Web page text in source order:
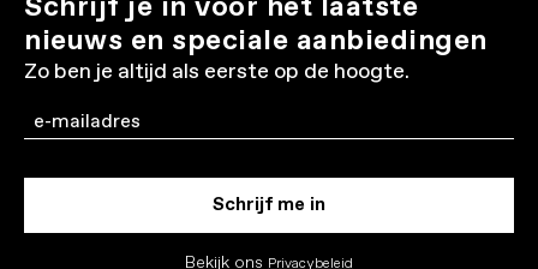
nieuws en speciale aanbiedingen
Zo ben je altijd als eerste op de hoogte.
Email
Schrijf me in
Bekijk ons Privacybeleid